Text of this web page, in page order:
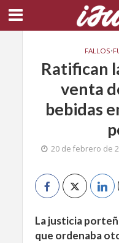
FALLOS•
Ratifican
venta
bebidas
20 de febrero de
La justicia
que ordenaba